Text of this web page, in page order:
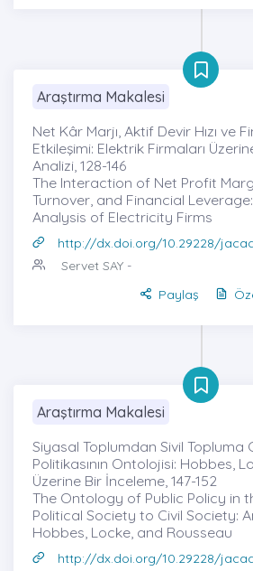
Araştırma Makalesi
Net Kâr Marjı, Aktif Devir Hızı ve
Etkileşimi: Elektrik Firmaları
Analizi, 128-146
The Interaction of Net Profit
Turnover, and Financial
Analysis of Electricity Firms
http://dx.doi.org/10.29228/
Servet SAY -
Paylaş
Araştırma Makalesi
Siyasal Toplumdan Sivil Topluma
Politikasının Ontolojisi: Hobbes,
Üzerine Bir İnceleme, 147-152
The Ontology of Public Policy in
Political Society to Civil Society:
Hobbes, Locke, and Rousseau
http://dx.doi.org/10.29228/